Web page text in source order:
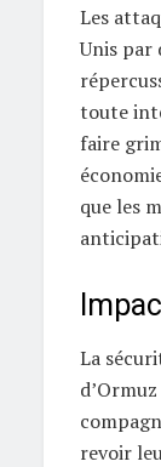
Les
Unis par
toute
faire
que les
La
revoir